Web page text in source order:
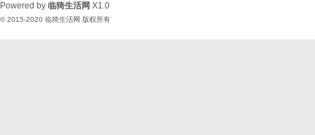
Powered by 临猗生活网 X1.0
© 2015-2020 临猗生活网 版权所有